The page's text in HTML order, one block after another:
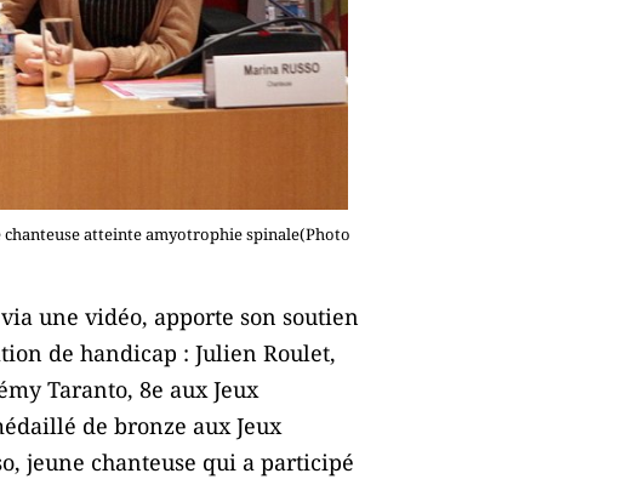
atteinte amyotrophie spinale(Photo
une vidéo, apporte son soutien
de handicap : Julien Roulet,
Taranto, 8e aux Jeux
de bronze aux Jeux
jeune chanteuse qui a participé